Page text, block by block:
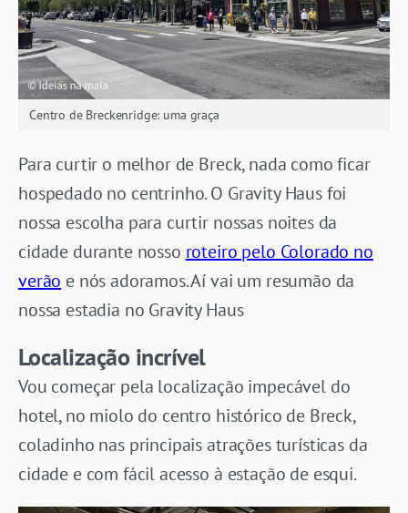
Centro de Breckenridge: uma graça
Para curtir o melhor de Breck, nada como ficar
hospedado no centrinho. O Gravity Haus foi
nossa escolha para curtir nossas noites da
cidade durante nosso roteiro pelo Colorado no
verão e nós adoramos. Aí vai um resumão da
nossa estadia no Gravity Haus
Localização incrível
Vou começar pela localização impecável do
hotel, no miolo do centro histórico de Breck,
coladinho nas principais atrações turísticas da
cidade e com fácil acesso à estação de esqui.